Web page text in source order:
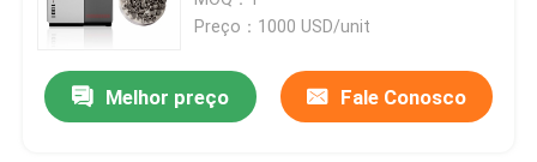
Preço：1000 USD/unit
Melhor preço Fale Conosco